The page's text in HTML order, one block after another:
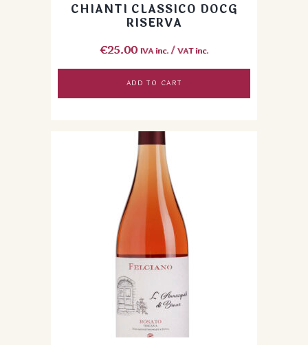
CHIANTI CLASSICO DOCG
RISERVA
€25.00 IVA inc. / VAT inc.
ADD TO CART